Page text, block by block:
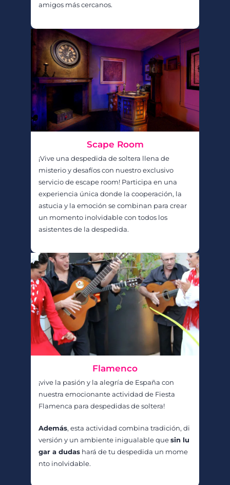
amigos más cercanos.
Scape Room
¡Vive una despedida de soltera llena de
misterio y desafíos con nuestro exclusivo
servicio de escape room! Participa en una
experiencia única donde la cooperación, la
astucia y la emoción se combinan para crear
un momento inolvidable con todos los
asistentes de la despedida.
Flamenco
¡vive la pasión y la alegría de España con
nuestra emocionante actividad de Fiesta
Flamenca para despedidas de soltera!
Además, esta actividad combina tradición, di
versión y un ambiente inigualable quesin lu
gar a dudas hará de tu despedida un mome
nto inolvidable.